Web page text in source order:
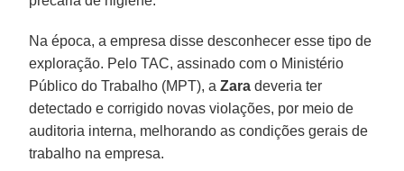
Na época, a empresa disse desconhecer esse tipo de
exploração. Pelo TAC, assinado com o Ministério
Público do Trabalho (MPT), aZara deveria ter
detectado e corrigido novas violações, por meio de
auditoria interna, melhorando as condições gerais de
trabalho na empresa.